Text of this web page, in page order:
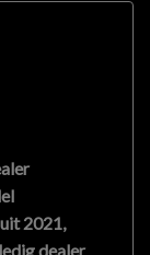
2021,
dealer